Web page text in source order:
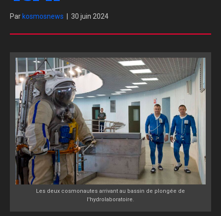
Par kosmosnews 30 juin 2024
Les deux cosmonautes arrivant au bassin de plongée de
l'hydrolaboratoire.